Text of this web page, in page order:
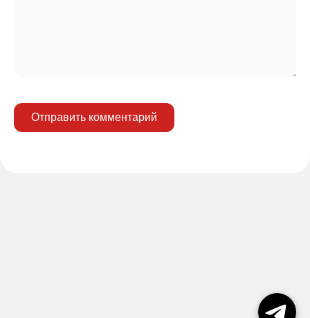
Отправить комментарий